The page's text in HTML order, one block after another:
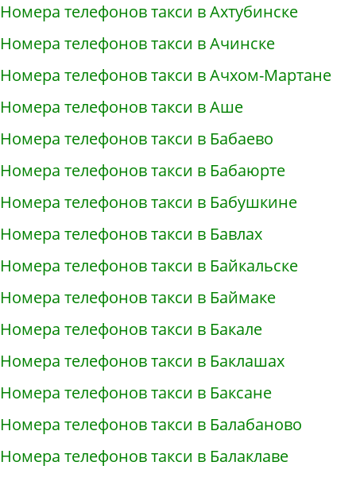
Номера телефонов такси в Ахтубинске
Номера телефонов такси в Ачинске
Номера телефонов такси в Ачхом-Мартане
Номера телефонов такси в Аше
Номера телефонов такси в Бабаево
Номера телефонов такси в Бабаюрте
Номера телефонов такси в Бабушкине
Номера телефонов такси в Бавлах
Номера телефонов такси в Байкальске
Номера телефонов такси в Баймаке
Номера телефонов такси в Бакале
Номера телефонов такси в Баклашах
Номера телефонов такси в Баксане
Номера телефонов такси в Балабаново
Номера телефонов такси в Балаклаве